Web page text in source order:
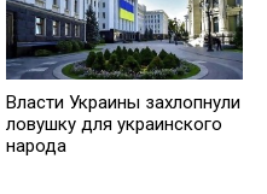
Власти Украины захлопнули
ловушку для украинского
народа